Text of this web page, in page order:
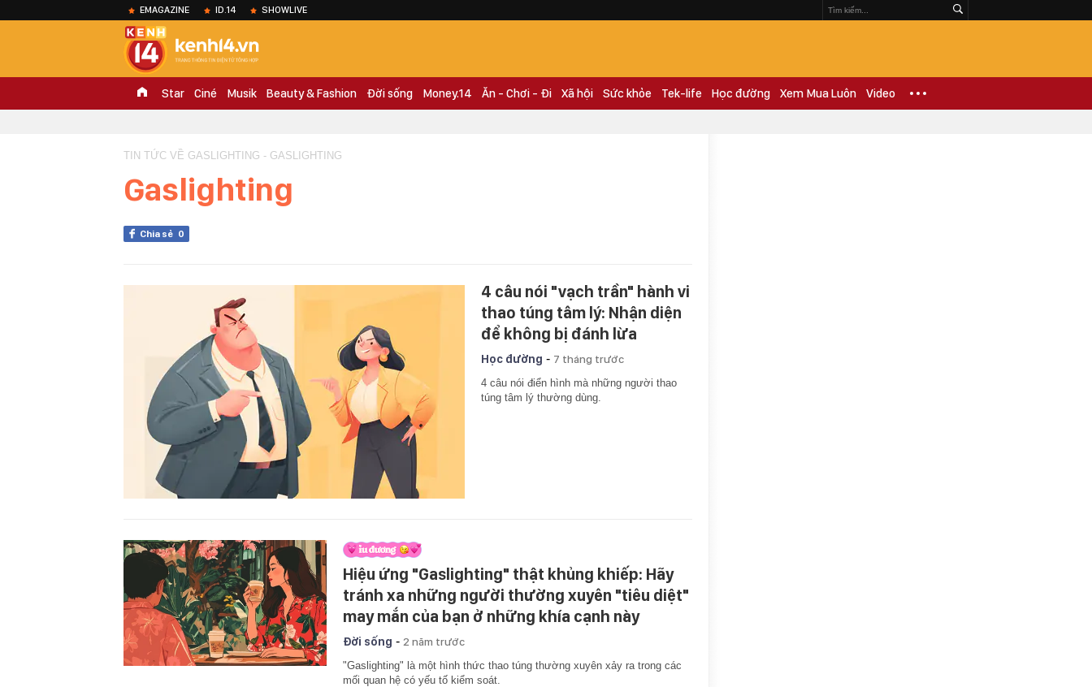
EMAGAZINE ID.14 SHOWLIVE
Star Ciné Musik Beauty & Fashion Đời sống Money.14 Ăn - Chơi - Đi Xã hội Sức khỏe Tek-life Học đường Xem Mua Luôn Video
TIN TỨC VỀ GASLIGHTING - GASLIGHTING
Gaslighting
Chia sẻ 0
4 câu nói "vạch trần" hành vi
thao túng tâm lý: Nhận diện
để không bị đánh lừa
Học đường - 7 tháng trước
4 câu nói điển hình mà những người thao
túng tâm lý thường dùng.
Hiệu ứng "Gaslighting" thật khủng khiếp: Hãy
tránh xa những người thường xuyên "tiêu diệt"
may mắn của bạn ở những khía cạnh này
Đời sống - 2 năm trước
"Gaslighting" là một hình thức thao túng thường xuyên xảy ra trong các
mối quan hệ có yếu tố kiểm soát.